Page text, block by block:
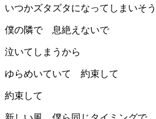
いつかズタズタになってしまいそう
僕の隣で 息絶えないで
泣いてしまうから
ゆらめいていて 約束して
約束して